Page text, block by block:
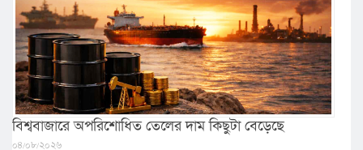
বিশ্ববাজারে অপরিশোধিত তেলের দাম কিছুটা বেড়েছে
০৪/০৮/২০২৬